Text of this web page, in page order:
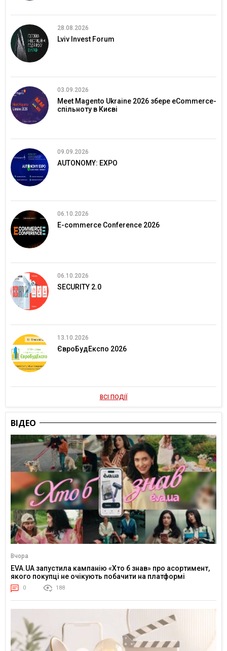
28.08.2026
Lviv Invest Forum
03.09.2026
Meet Magento Ukraine 2026 збере eCommerce-
спільноту в Києві
09.09.2026
AUTONOMY: EXPO
06.10.2026
E-commerce Conference 2026
06.10.2026
SECURITY 2.0
13.10.2026
ЄвроБудЕкспо 2026
ВСІ ПОДІЇ
ВІДЕО
Вчора
EVA.UA запустила кампанію «Хто б знав» про асортимент,
якого покупці не очікують побачити на платформі
0 188